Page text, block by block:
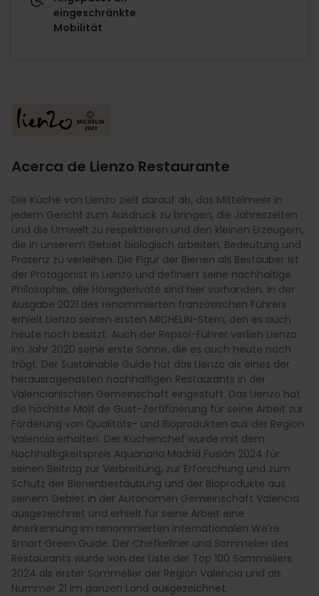
eingeschränkte
Mobilität
Acerca de Lienzo Restaurante
Imagen
Die Küche von Lienzo zielt darauf ab, das Mittelmeer in
jedem Gericht zum Ausdruck zu bringen, die Jahreszeiten
und die Umwelt zu respektieren und den kleinen Erzeugern,
die in unserem Gebiet biologisch arbeiten, Bedeutung und
Präsenz zu verleihen. Die Figur der Bienen als Bestäuber ist
der Protagonist in Lienzo und definiert seine nachhaltige
Philosophie, alle Honigderivate sind hier vorhanden. In der
Ausgabe 2021 des renommierten französischen Führers
erhielt Lienzo seinen ersten MICHELIN-Stern, den es auch
heute noch besitzt. Auch der Repsol-Führer verlieh Lienzo
im Jahr 2020 seine erste Sonne, die es auch heute noch
trägt. Der Sustainable Guide hat das Lienzo als eines der
herausragendsten nachhaltigen Restaurants in der
Valencianischen Gemeinschaft eingestuft. Das Lienzo hat
die höchste Molt de Gust-Zertifizierung für seine Arbeit zur
Förderung von Qualitäts- und Bioprodukten aus der Region
Valencia erhalten. Der Küchenchef wurde mit dem
Nachhaltigkeitspreis Aquanaria Madrid Fusión 2024 für
seinen Beitrag zur Verbreitung, zur Erforschung und zum
Schutz der Bienenbestäubung und der Bioprodukte aus
seinem Gebiet in der Autonomen Gemeinschaft Valencia
ausgezeichnet und erhielt für seine Arbeit eine
Anerkennung im renommierten internationalen We're
Smart Green Guide. Der Chefkellner und Sommelier des
Restaurants wurde von der Liste der Top 100 Sommeliers
2024 als erster Sommelier der Region Valencia und als
Nummer 21 im ganzen Land ausgezeichnet.